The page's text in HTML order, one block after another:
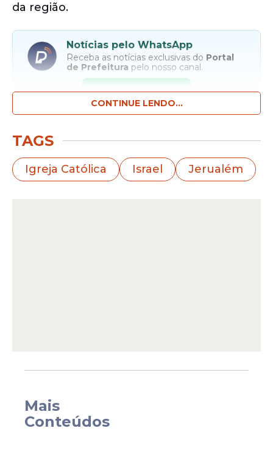
da região.
Notícias pelo WhatsApp
Receba as notícias exclusivas do Portal
de Prefeitura pelo nosso canal.
Entrar no canal
Pela primeira vez em séculos, segundo o
eclesiásticas foram impedidas de realizar a
tradicional missa na Igreja do Santo
"Como resultado, e pela primeira
CONTINUE LENDO...
TAGS
Igreja Católica Israel Jerualém
Mais
Conteúdos